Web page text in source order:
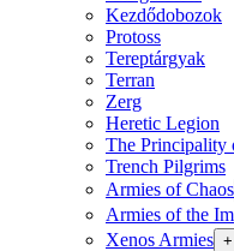
Kezdődobozok
Protoss
Tereptárgyak
Terran
Zerg
Heretic Legion
The Principality
Trench Pilgrims
Armies of Chaos
Armies of the
Xenos Armies +